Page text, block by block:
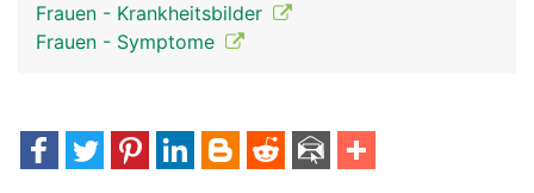
Frauen - Krankheitsbilder
Frauen - Symptome